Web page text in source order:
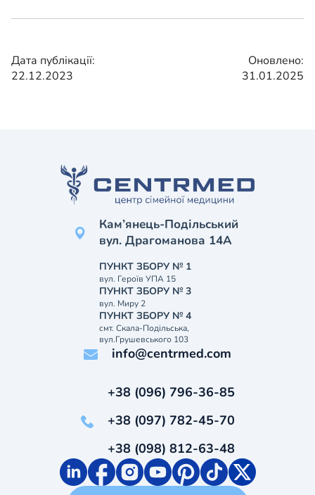
Дата публікації:
22.12.2023
Оновлено:
31.01.2025
Кам’янець-Подільський
вул. Драгоманова 14А
ПУНКТ ЗБОРУ № 1
вул. Героїв УПА 15
ПУНКТ ЗБОРУ № 3
вул. Миру 2
ПУНКТ ЗБОРУ № 4
смт. Скала-Подільська,
вул.Грушевського 103
info@centrmed.com
+38 (096) 796-36-85
+38 (097) 782-45-70
+38 (098) 812-63-48